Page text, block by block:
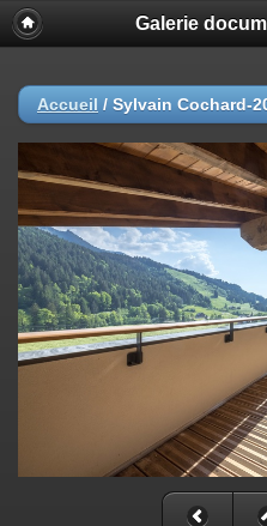
Galerie
Accueil / Sylvain Cochard-